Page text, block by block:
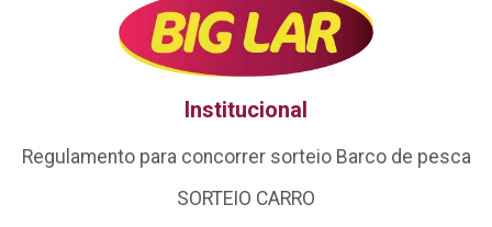
Institucional
Regulamento para concorrer sorteio Barco de pesca
SORTEIO CARRO